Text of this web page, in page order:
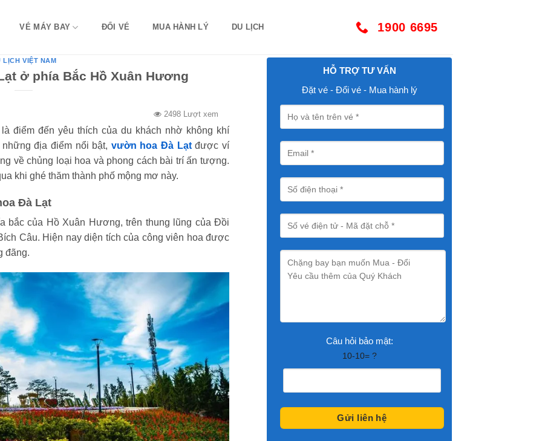
VÉ MÁY BAY ĐỔI VÉ MUA HÀNH LÝ DU LỊCH 1900 6695
LỊCH VIỆT NAM
ở phía Bắc Hồ Xuân Hương
2498 Lượt xem
điểm đến yêu thích của du khách nhờ không khí
địa điểm nổi bật, vườn hoa Đà Lạtđược ví
về chủng loại hoa và phong cách bài trí ấn tượng.
khi ghé thăm thành phố mộng mơ này.
Đà Lạt
bắc của Hồ Xuân Hương, trên thung lũng của Đồi
Câu. Hiện nay diện tích của công viên hoa được
đãng.
HỖ TRỢ TƯ VẤN
Đặt vé - Đổi vé - Mua hành lý
Câu hỏi bảo mật:
10-10= ?